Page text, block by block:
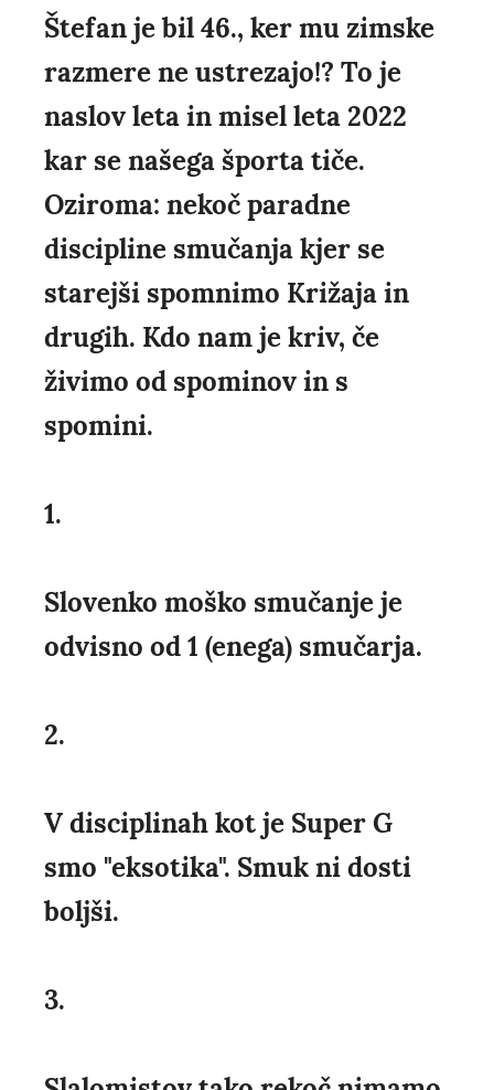
Štefan je bil 46., ker mu zimske
razmere ne ustrezajo!? To je
naslov leta in misel leta 2022
kar se našega športa tiče.
Oziroma: nekoč paradne
discipline smučanja kjer se
starejši spomnimo Križaja in
drugih. Kdo nam je kriv, če
živimo od spominov in s
spomini.
1.
Slovenko moško smučanje je
odvisno od 1 (enega) smučarja.
2.
V disciplinah kot je Super G
smo "eksotika". Smuk ni dosti
boljši.
3.